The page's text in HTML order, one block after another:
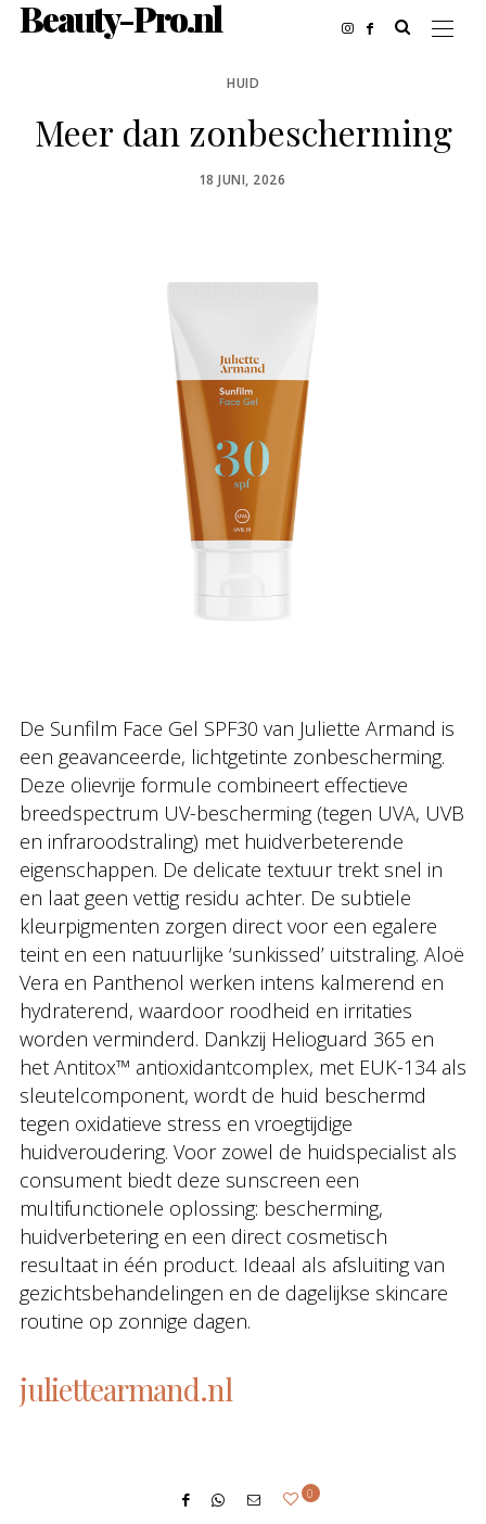
Beauty-Pro.nl
HUID
Meer dan zonbescherming
POSTED
18 JUNI, 2026
De Sunfilm Face Gel SPF30 van Juliette Armand is
een geavanceerde, lichtgetinte zonbescherming.
Deze olievrije formule combineert effectieve
breedspectrum UV-bescherming (tegen UVA, UVB
en infraroodstraling) met huidverbeterende
eigenschappen. De delicate textuur trekt snel in
en laat geen vettig residu achter. De subtiele
kleurpigmenten zorgen direct voor een egalere
teint en een natuurlijke ‘sunkissed’ uitstraling. Aloë
Vera en Panthenol werken intens kalmerend en
hydraterend, waardoor roodheid en irritaties
worden verminderd. Dankzij Helioguard 365 en
het Antitox™ antioxidantcomplex, met EUK-134 als
sleutelcomponent, wordt de huid beschermd
tegen oxidatieve stress en vroegtijdige
huidveroudering. Voor zowel de huidspecialist als
consument biedt deze sunscreen een
multifunctionele oplossing: bescherming,
huidverbetering en een direct cosmetisch
resultaat in één product. Ideaal als afsluiting van
gezichtsbehandelingen en de dagelijkse skincare
routine op zonnige dagen.
juliettearmand.nl
0